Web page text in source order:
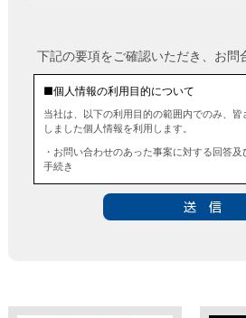
下記の要項をご確認いただき、お問
■個人情報の利用目的について
当社は、以下の利用目的の範囲内でのみ、皆
しました個人情報を利用します。
・お問い合わせのあった事案に対する回答
手続き
■個人情報の第三者提供について
■ 個人情報提供の任意性及び留意点